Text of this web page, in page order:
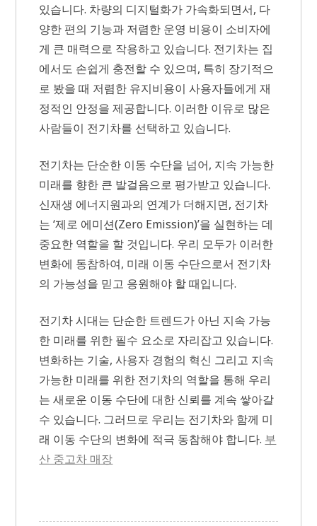
있습니다. 차량의 디지털화가 가속화되면서, 다
양한 편의 기능과 저렴한 운영 비용이 소비자에
게 큰 매력으로 작용하고 있습니다. 전기차는 집
에서도 손쉽게 충전할 수 있으며, 특히 장기적으
로 봤을 때 저렴한 유지비용이 사용자들에게 재
정적인 안정을 제공합니다. 이러한 이유로 많은
사람들이 전기차를 선택하고 있습니다.
전기차는 단순한 이동 수단을 넘어, 지속 가능한
미래를 향한 큰 발걸음으로 평가받고 있습니다.
신재생 에너지원과의 연계가 더해지면, 전기차
는 ‘제로 에미션(Zero Emission)’을 실현하는 데
중요한 역할을 할 것입니다. 우리 모두가 이러한
변화에 동참하여, 미래 이동 수단으로서 전기차
의 가능성을 믿고 응원해야 할 때입니다.
전기차 시대는 단순한 트렌드가 아닌 지속 가능
한 미래를 위한 필수 요소로 자리잡고 있습니다.
변화하는 기술, 사용자 경험의 혁신 그리고 지속
가능한 미래를 위한 전기차의 역할을 통해 우리
는 새로운 이동 수단에 대한 신뢰를 계속 쌓아갈
수 있습니다. 그러므로 우리는 전기차와 함께 미
래 이동 수단의 변화에 적극 동참해야 합니다. 부
산 중고차 매장